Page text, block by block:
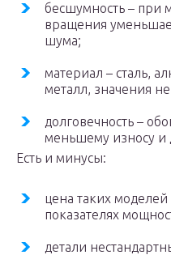
бесшумность – при
вращения
шума;
материал – сталь,
металл, значения
долговечность –
меньшему износу и
Есть и минусы:
цена таких
показателях
детали